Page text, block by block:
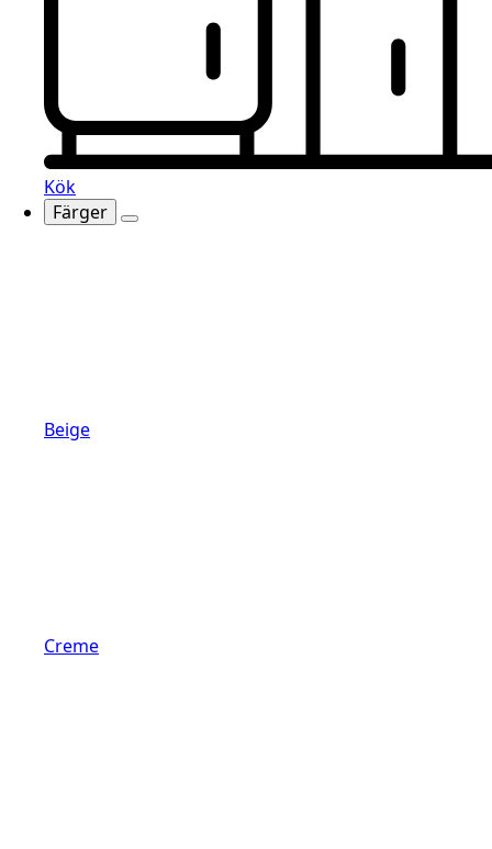
Kök
Färger
Beige
Creme